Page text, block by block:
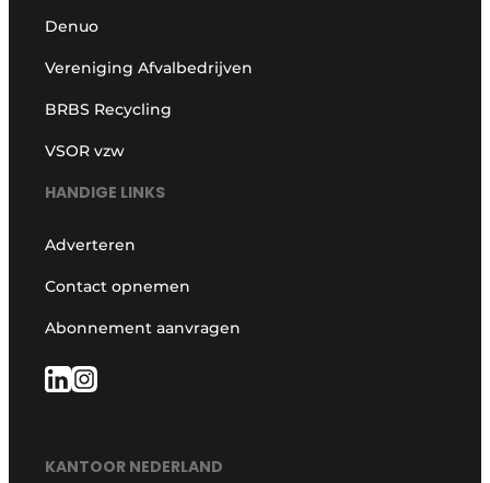
Denuo
Vereniging Afvalbedrijven
BRBS Recycling
VSOR vzw
HANDIGE LINKS
Adverteren
Contact opnemen
Abonnement aanvragen
KANTOOR NEDERLAND